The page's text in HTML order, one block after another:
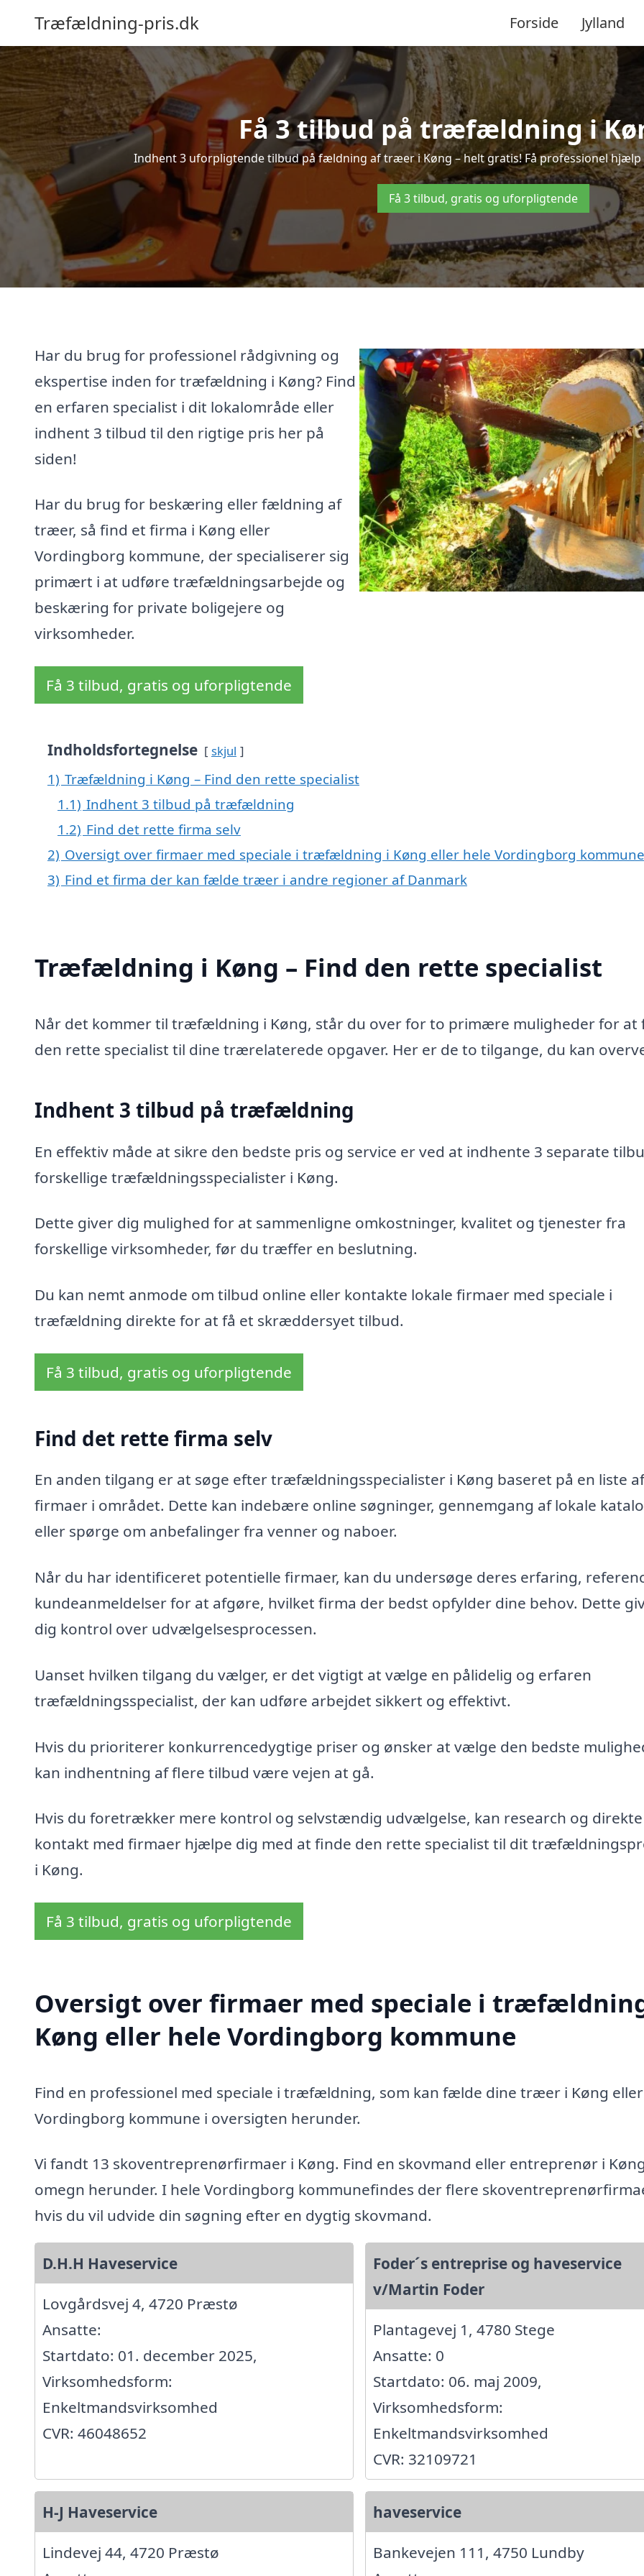
Træfældning-pris.dk Forside Jylland
Få 3 tilbud på træfældning i
Indhent 3 uforpligtende tilbud på fældning af træer i Køng – helt gratis! Få professionel
Få 3 tilbud, gratis og uforpligtende
Har du brug for professionel rådgivning og
ekspertise inden for træfældning i Køng? Find
en erfaren specialist i dit lokalområde eller
indhent 3 tilbud til den rigtige pris her på
siden!
Har du brug for beskæring eller fældning af
træer, så find et firma i Køng eller
Vordingborg kommune, der specialiserer sig
primært i at udføre træfældningsarbejde og
beskæring for private boligejere og
virksomheder.
Få 3 tilbud, gratis og uforpligtende
Indholdsfortegnelse skjul
1) Træfældning i Køng – Find den rette specialist
1.1) Indhent 3 tilbud på træfældning
1.2) Find det rette firma selv
2) Oversigt over firmaer med speciale i træfældning i Køng eller hele Vordingborg kommune
3) Find et firma der kan fælde træer i andre regioner af Danmark
Træfældning i Køng – Find den rette specialist
Når det kommer til træfældning i Køng, står du over for to primære muligheder for at
den rette specialist til dine trærelaterede opgaver. Her er de to tilgange, du kan
Indhent 3 tilbud på træfældning
En effektiv måde at sikre den bedste pris og service er ved at indhente 3 separate
forskellige træfældningsspecialister i Køng.
Dette giver dig mulighed for at sammenligne omkostninger, kvalitet og tjenester fra
forskellige virksomheder, før du træffer en beslutning.
Du kan nemt anmode om tilbud online eller kontakte lokale firmaer med speciale i
træfældning direkte for at få et skræddersyet tilbud.
Få 3 tilbud, gratis og uforpligtende
Find det rette firma selv
En anden tilgang er at søge efter træfældningsspecialister i Køng baseret på en liste af
firmaer i området. Dette kan indebære online søgninger, gennemgang af lokale
eller spørge om anbefalinger fra venner og naboer.
Når du har identificeret potentielle firmaer, kan du undersøge deres erfaring,
kundeanmeldelser for at afgøre, hvilket firma der bedst opfylder dine behov. Dette
dig kontrol over udvælgelsesprocessen.
Uanset hvilken tilgang du vælger, er det vigtigt at vælge en pålidelig og erfaren
træfældningsspecialist, der kan udføre arbejdet sikkert og effektivt.
Hvis du prioriterer konkurrencedygtige priser og ønsker at vælge den bedste
kan indhentning af flere tilbud være vejen at gå.
Hvis du foretrækker mere kontrol og selvstændig udvælgelse, kan research og direkte
kontakt med firmaer hjælpe dig med at finde den rette specialist til dit
i Køng.
Få 3 tilbud, gratis og uforpligtende
Oversigt over firmaer med speciale i
Køng eller hele Vordingborg kommune
Find en professionel med speciale i træfældning, som kan fælde dine træer i Køng eller
Vordingborg kommune i oversigten herunder.
Vi fandt 13 skoventreprenørfirmaer i Køng. Find en skovmand eller entreprenør i
omegn herunder. I hele Vordingborg kommunefindes der flere
hvis du vil udvide din søgning efter en dygtig skovmand.
D.H.H Haveservice
Lovgårdsvej 4, 4720 Præstø
Ansatte:
Startdato: 01. december 2025,
Virksomhedsform:
Enkeltmandsvirksomhed
CVR: 46048652
Foder´s entreprise og haveservice
v/Martin Foder
Plantagevej 1, 4780 Stege
Ansatte: 0
Startdato: 06. maj 2009,
Virksomhedsform:
Enkeltmandsvirksomhed
CVR: 32109721
H-J Haveservice
Lindevej 44, 4720 Præstø
haveservice
Bankevejen 111, 4750 Lundby